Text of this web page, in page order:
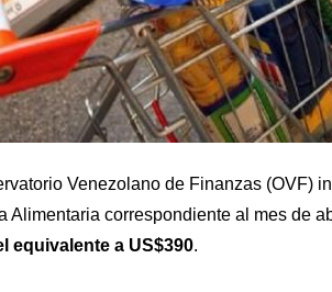
Venezolano de Finanzas (OVF)
Alimentaria correspondiente al mes de
equivalente a US$390.